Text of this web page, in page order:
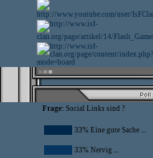
Frage: Social Links sind ?
33% Eine gute Sache ...
33% Nervig ...